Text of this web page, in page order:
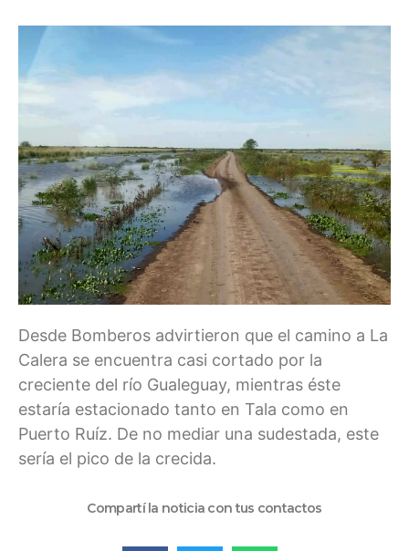
Desde Bomberos advirtieron que el camino a La
Calera se encuentra casi cortado por la
creciente del río Gualeguay, mientras éste
estaría estacionado tanto en Tala como en
Puerto Ruíz. De no mediar una sudestada, este
sería el pico de la crecida.
Compartí la noticia con tus contactos